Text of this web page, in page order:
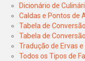
Dicionário de
Caldas e Pontos de
Tabela de
Tabela de
Tradução de Ervas
Todos os Tipos de